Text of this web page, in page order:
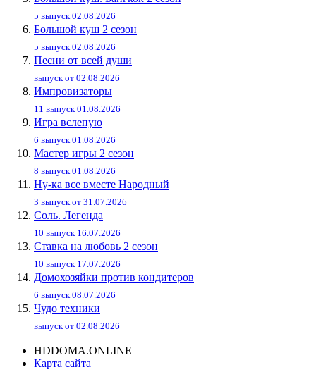
5 выпуск 02.08.2026
Большой куш 2 сезон
5 выпуск 02.08.2026
Песни от всей души
выпуск от 02.08.2026
Импровизаторы
11 выпуск 01.08.2026
Игра вслепую
6 выпуск 01.08.2026
Мастер игры 2 сезон
8 выпуск 01.08.2026
Ну-ка все вместе Народный
3 выпуск от 31.07.2026
Соль. Легенда
10 выпуск 16.07.2026
Ставка на любовь 2 сезон
10 выпуск 17.07.2026
Домохозяйки против кондитеров
6 выпуск 08.07.2026
Чудо техники
выпуск от 02.08.2026
HDDOMA.ONLINE
Карта сайта